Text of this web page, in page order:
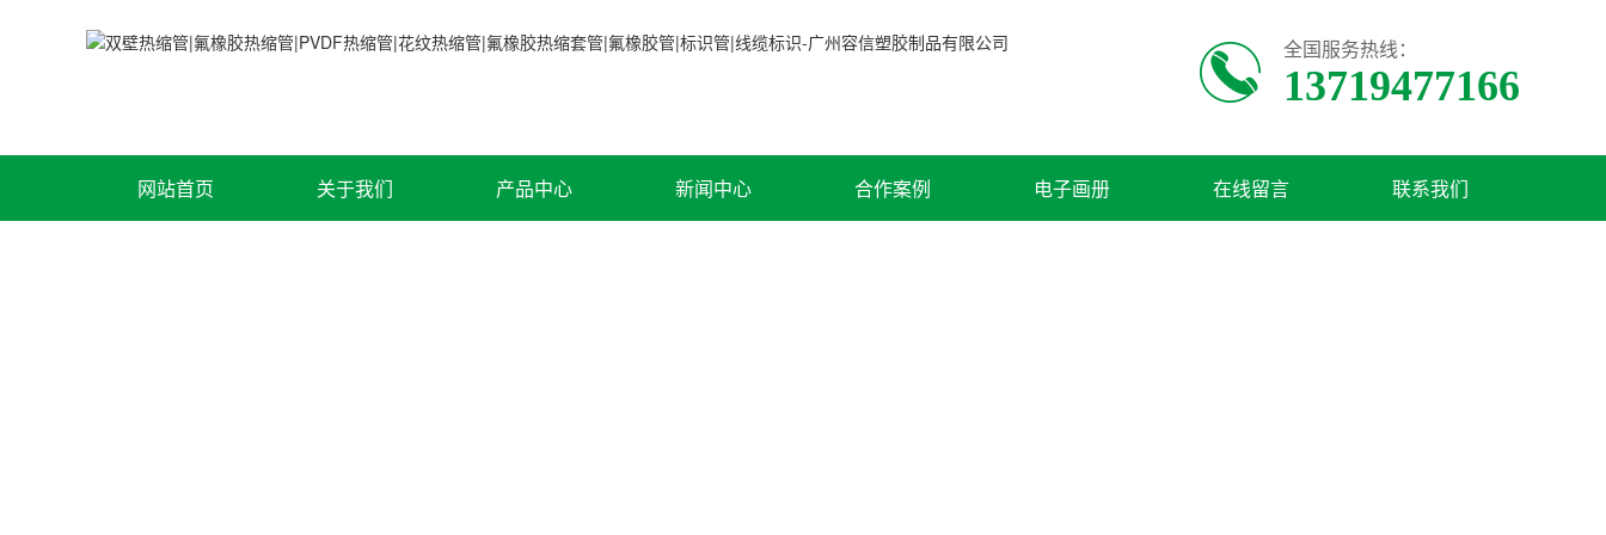
全国服务热线：
13719477166
网站首页 关于我们 产品中心 新闻中心 合作案例 电子画册 在线留言 联系我们